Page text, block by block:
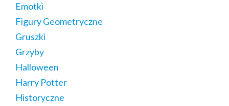
Emotki
Figury Geometryczne
Gruszki
Grzyby
Halloween
Harry Potter
Historyczne